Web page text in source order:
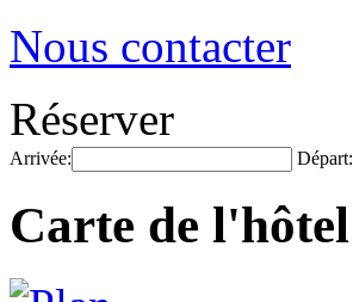
Nous contacter
Réserver
Arrivée: Départ:
Carte de l'hôtel